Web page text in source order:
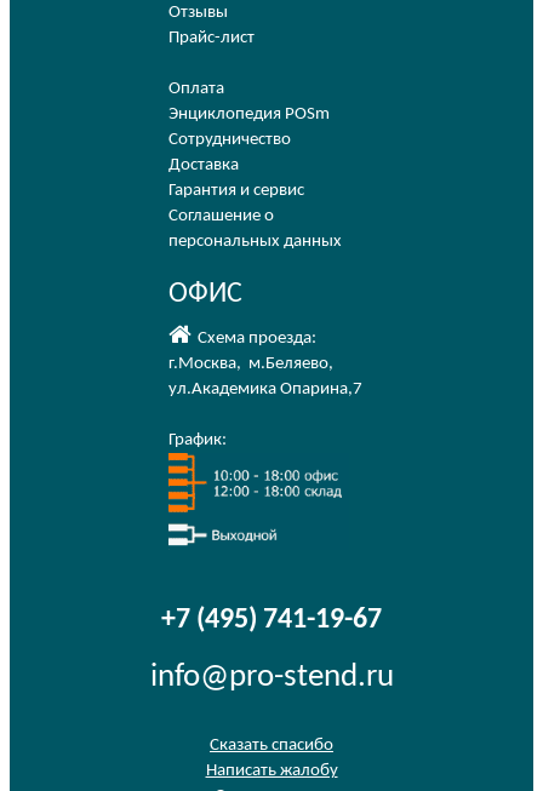
Отзывы
Прайс-лист
Оплата
Энциклопедия POSm
Сотрудничество
Доставка
Гарантия и сервис
Соглашение о
персональных данных
ОФИС
Схема проезда:
г.Москва, м.Беляево,
ул.Академика Опарина,7
График:
+7 (495) 741-19-67
info@pro-stend.ru
Сказать спасибо
Написать жалобу